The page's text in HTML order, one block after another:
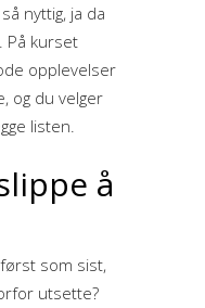
nyttig, ja da
På kurset
opplevelser
og du velger
listen.
å
som sist,
utsette?